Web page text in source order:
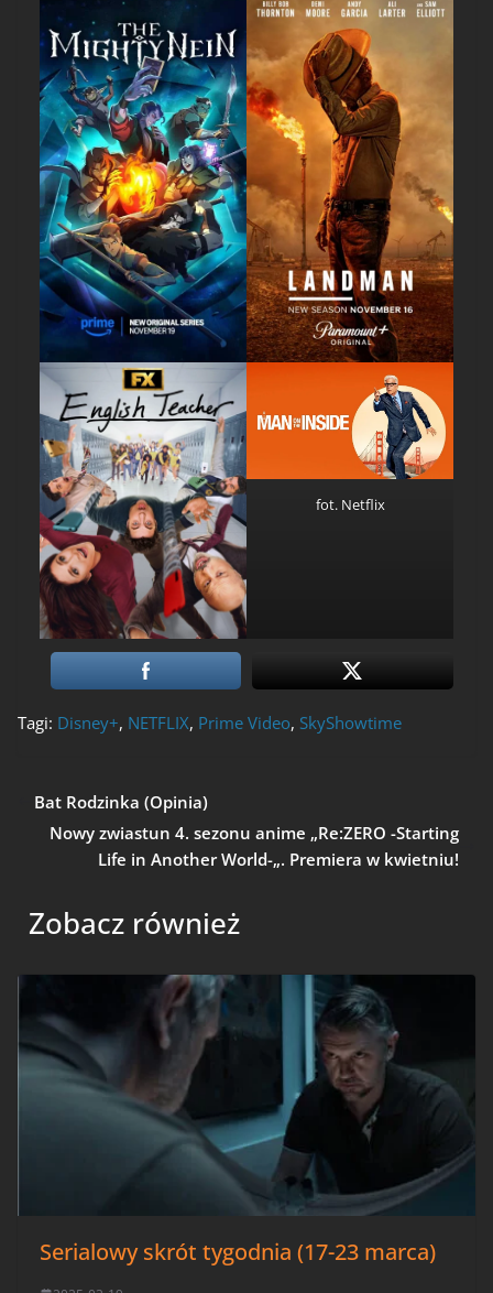
fot. Netflix
Tagi: Disney+, NETFLIX, Prime Video, SkyShowtime
Bat Rodzinka (Opinia)
Nowy zwiastun 4. sezonu anime „Re:ZERO -Starting
Life in Another World-„. Premiera w kwietniu!
Zobacz również
Serialowy skrót tygodnia (17-23 marca)